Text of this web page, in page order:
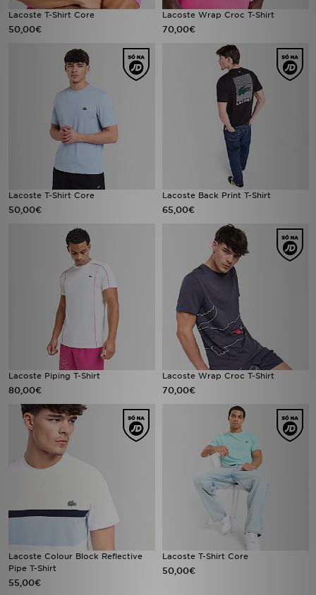
Lacoste T-Shirt Core
50,00€
Lacoste Wrap Croc T-Shirt
70,00€
Lacoste T-Shirt Core
50,00€
Lacoste Back Print T-Shirt
65,00€
Lacoste Piping T-Shirt
80,00€
Lacoste Wrap Croc T-Shirt
70,00€
Lacoste Colour Block Reflective
Pipe T-Shirt
55,00€
Lacoste T-Shirt Core
50,00€